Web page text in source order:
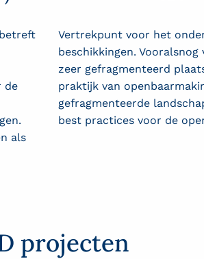
de
als
Vertrekpunt voor het
beschikkingen. Vooralsnog
zeer gefragmenteerd
praktijk van
gefragmenteerde
best practices voor de
projecten